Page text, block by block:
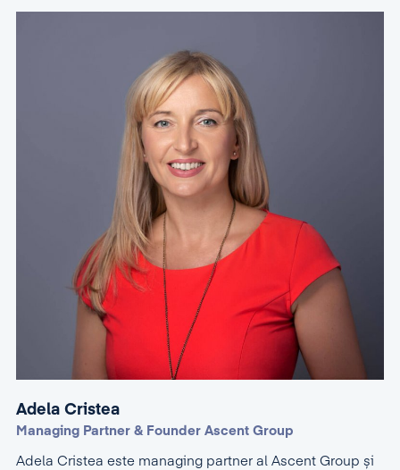
Adela Cristea
Managing Partner & Founder Ascent Group
Adela Cristea este managing partner al Ascent Group și